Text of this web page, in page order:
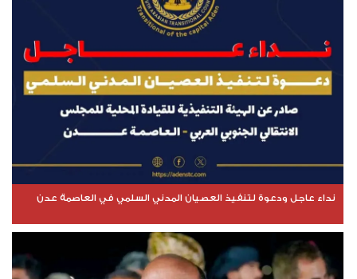
نداء عاجل ودعوة لتنفيذ العصيان المدني السلمي في العاصمة عدن